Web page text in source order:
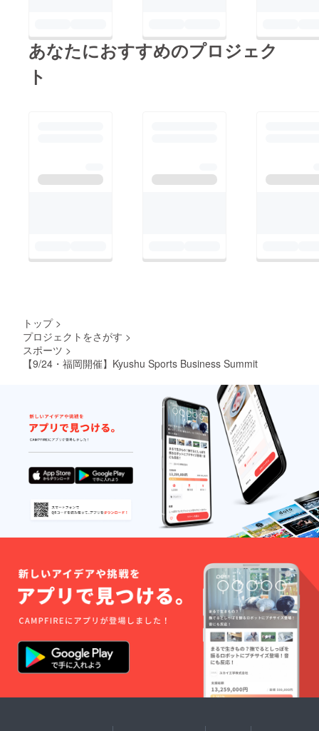
あなたにおすすめのプロジェク
ト
トップ >
プロジェクトをさがす >
スポーツ >
【9/24・福岡開催】Kyushu Sports Business Summit